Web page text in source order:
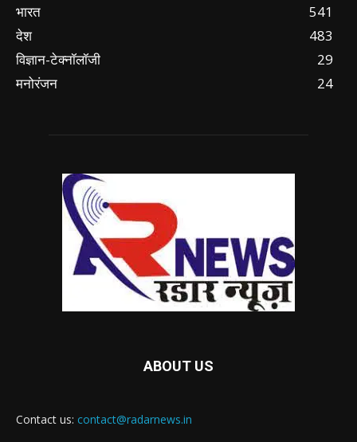
भारत
541
देश
483
विज्ञान-टेक्नॉलॉजी
29
मनोरंजन
24
ABOUT US
Contact us: contact@radarnews.in